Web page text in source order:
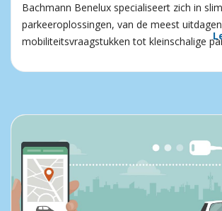
Bachmann Benelux specialiseert zich in
parkeeroplossingen, van de meest
mobiliteitsvraagstukken tot kleinschalige